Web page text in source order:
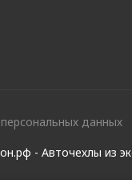
данных
- Авточехлы из